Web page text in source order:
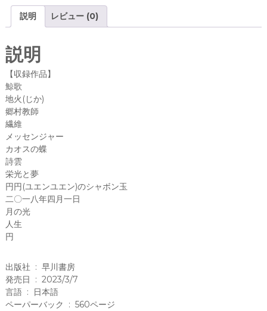
ヤ
文
庫
F
）
/
劉
慈
欣
(
著
)
大
森
望
翻
訳
)
c
b
o
o
k
it
te
説明 レビュー (0)
説明
【収録作品】
鯨歌
地火(じか)
郷村教師
繊維
メッセンジャー
カオスの蝶
詩雲
栄光と夢
円円(ユエンユエン)のシャボン玉
二〇一八年四月一日
月の光
人生
円
出版社 ‏ : ‎ 早川書房
発売日 ‏ : ‎ 2023/3/7
言語 ‏ : ‎ 日本語
ペーパーバック ‏ : ‎ 560ページ